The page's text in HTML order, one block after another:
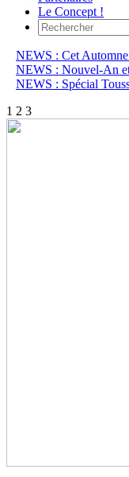
Le Concept !
NEWS : Cet
NEWS : Nouvel-An
NEWS : Spécial
1 2 3